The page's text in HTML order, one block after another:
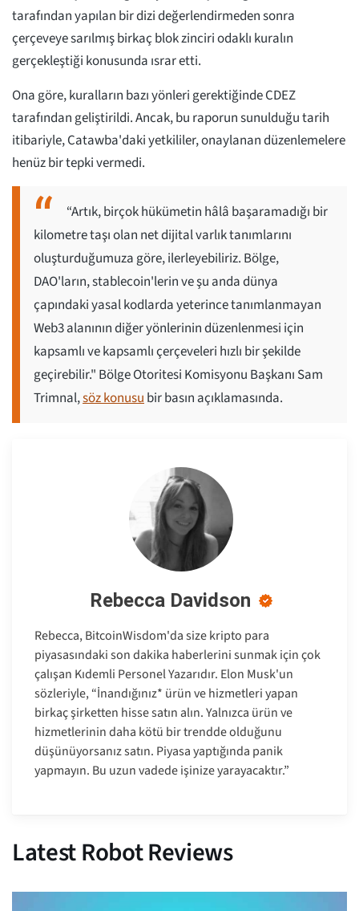
tarafından yapılan bir dizi değerlendirmeden sonra
çerçeveye sarılmış birkaç blok zinciri odaklı kuralın
gerçekleştiği konusunda ısrar etti.
Ona göre, kuralların bazı yönleri gerektiğinde CDEZ
tarafından geliştirildi. Ancak, bu raporun sunulduğu tarih
itibariyle, Catawba'daki yetkililer, onaylanan düzenlemelere
henüz bir tepki vermedi.
“Artık, birçok hükümetin hâlâ başaramadığı bir
kilometre taşı olan net dijital varlık tanımlarını
oluşturduğumuza göre, ilerleyebiliriz. Bölge,
DAO'ların, stablecoin'lerin ve şu anda dünya
çapındaki yasal kodlarda yeterince tanımlanmayan
Web3 alanının diğer yönlerinin düzenlenmesi için
kapsamlı ve kapsamlı çerçeveleri hızlı bir şekilde
geçirebilir." Bölge Otoritesi Komisyonu Başkanı Sam
Trimnal,söz konusu bir basın açıklamasında.
Rebecca Davidson
Rebecca, BitcoinWisdom'da size kripto para
piyasasındaki son dakika haberlerini sunmak için çok
çalışan Kıdemli Personel Yazarıdır. Elon Musk'un
sözleriyle, “İnandığınız* ürün ve hizmetleri yapan
birkaç şirketten hisse satın alın. Yalnızca ürün ve
hizmetlerinin daha kötü bir trendde olduğunu
düşünüyorsanız satın. Piyasa yaptığında panik
yapmayın. Bu uzun vadede işinize yarayacaktır.”
Latest Robot Reviews